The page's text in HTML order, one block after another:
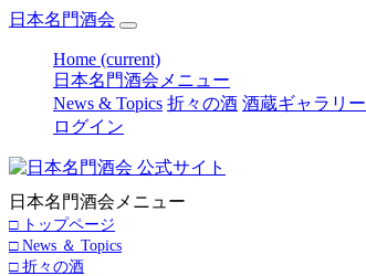
日本名門酒会
Home (current)
日本名門酒会メニュー
News & Topics 折々の酒 酒蔵ギャラリー
ログイン
日本名門酒会メニュー
□ トップページ
□ News ＆ Topics
□ 折々の酒